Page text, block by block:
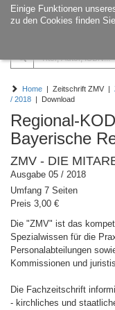
Einige Funktionen
zu den Cookies finden
Home | Zeitschrift ZMV |
/ 2018 | Download
Regional-
Bayerische
ZMV - DIE
Ausgabe 05 / 2018
Umfang 7 Seiten
Preis 3,00 €
Die "ZMV" ist das
Spezialwissen für die
Personalabteilungen
Kommissionen und
Die Fachzeitschrift
- kirchliches und